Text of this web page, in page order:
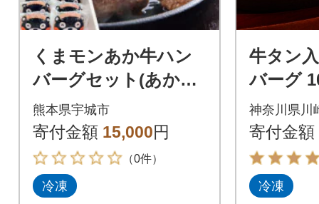
くまモンあか牛ハン
バーグセット(あか牛
ハンバーグ120g×6個)
(宇城市)
熊本県宇城市
寄付金額 15,000円
（0件）
冷凍
牛タン
バーグ
グ 肉 食
分け タ
め
神奈川県川
寄付金額
冷凍